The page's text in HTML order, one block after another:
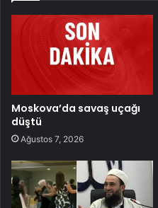
Moskova’da savaş uçağı
düştü
Ağustos 7, 2026